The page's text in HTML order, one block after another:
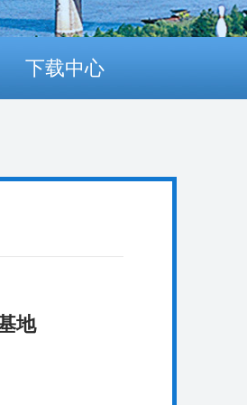
下载中心
地